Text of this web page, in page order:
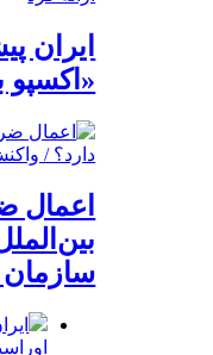
ایران
«اکسپو